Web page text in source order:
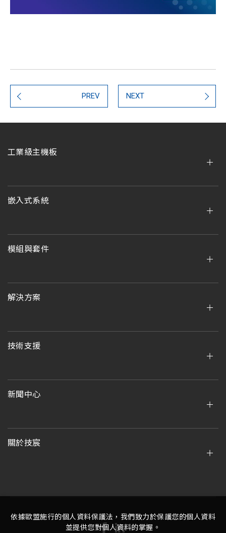
PREV NEXT
工業級主機板
嵌入式系統
模組與套件
解決方案
技術支援
新聞中心
關於技宸
依據歐盟施行的個人資料保護法，我們致力於保護您的個人資料
並提供您對個人資料的掌握。